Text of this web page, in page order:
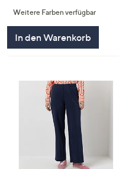
5
Weitere Farben verfügbar
In den Warenkorb